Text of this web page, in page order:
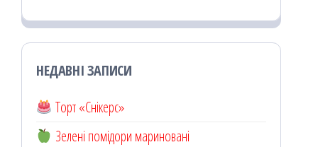
НЕДАВНІ ЗАПИСИ
Торт «Снікерс»
Зелені помідори мариновані